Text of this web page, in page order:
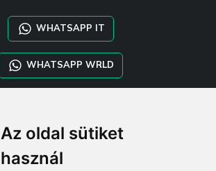
Az oldal sütiket
használ
WHATSAPP IT
WHATSAPP WRLD
SHOP B2B
TAYLOR MADE ORDERS
DROPSHIPPING